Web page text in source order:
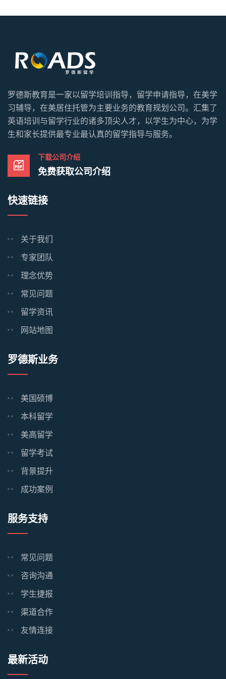
罗德斯教育是一家以留学培训指导，留学申请指导，在美学
习辅导，在美居住托管为主要业务的教育规划公司。汇集了
英语培训与留学行业的诸多顶尖人才，以学生为中心，为学
生和家长提供最专业最认真的留学指导与服务。
下载公司介绍
免费获取公司介绍
快速链接
关于我们
专家团队
理念优势
常见问题
留学资讯
网站地图
罗德斯业务
美国硕博
本科留学
美高留学
留学考试
背景提升
成功案例
服务支持
常见问题
咨询沟通
学生捷报
渠道合作
友情连接
最新活动